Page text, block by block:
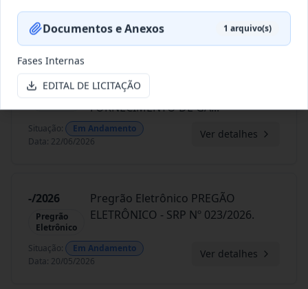
Ver detalhes
Pregão
REGISTRO DE PREÇOS PARA
FUTURO E EVENTUAL
FORNECIMENTO DE GA...
Situação:
Em Andamento
Data: 22/06/2026
Ver detalhes
-/2026
Pregrão
Eletrônico
Pregrão Eletrônico PREGÃO
ELETRÔNICO - SRP Nº 023/2026.
Situação:
Em Andamento
Data: 20/05/2026
Ver detalhes
Documentos e Anexos 1 arquivo(s)
Fases Internas
EDITAL DE LICITAÇÃO